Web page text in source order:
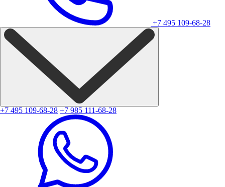
+7 495 109-68-28
+7 495 109-68-28 +7 985 111-68-28